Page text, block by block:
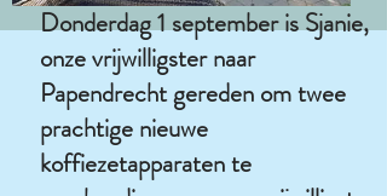
Donderdag 1 september is Sjanie,
onze vrijwilligster naar
Papendrecht gereden om twee
prachtige nieuwe
koffiezetapparaten te